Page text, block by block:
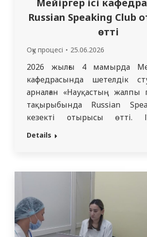
Russian Speaking Club
өтті
Оқу процесі 25.06.2026
2026 жылғы 4 мамырда
кафедрасында шетелдік
арналған «Науқастың жалпы
тақырыбында Russian
кезекті отырысы өтті.
мақсаты – студенттердің
отырып коммуникативтік
жетілдіру. Кездесу
қатысушылар
гигиенасының негізгі
бас гигиенасы
Details